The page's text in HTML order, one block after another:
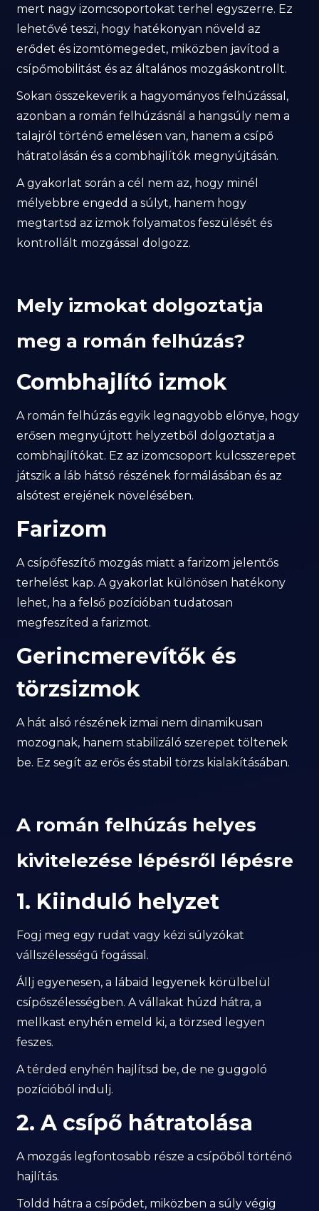
mert nagy izomcsoportokat terhel egyszerre. Ez
lehetővé teszi, hogy hatékonyan növeld az
erődet és izomtömegedet, miközben javítod a
csípőmobilitást és az általános mozgáskontrollt.
Sokan összekeverik a hagyományos felhúzással,
azonban a román felhúzásnál a hangsúly nem a
talajról történő emelésen van, hanem a csípő
hátratolásán és a combhajlítók megnyújtásán.
A gyakorlat során a cél nem az, hogy minél
mélyebbre engedd a súlyt, hanem hogy
megtartsd az izmok folyamatos feszülését és
kontrollált mozgással dolgozz.
Mely izmokat dolgoztatja
meg a román felhúzás?
Combhajlító izmok
A román felhúzás egyik legnagyobb előnye, hogy
erősen megnyújtott helyzetből dolgoztatja a
combhajlítókat. Ez az izomcsoport kulcsszerepet
játszik a láb hátsó részének formálásában és az
alsótest erejének növelésében.
Farizom
A csípőfeszítő mozgás miatt a farizom jelentős
terhelést kap. A gyakorlat különösen hatékony
lehet, ha a felső pozícióban tudatosan
megfeszíted a farizmot.
Gerincmerevítők és
törzsizmok
A hát alsó részének izmai nem dinamikusan
mozognak, hanem stabilizáló szerepet töltenek
be. Ez segít az erős és stabil törzs kialakításában.
A román felhúzás helyes
kivitelezése lépésről lépésre
1. Kiinduló helyzet
Fogj meg egy rudat vagy kézi súlyzókat
vállszélességű fogással.
Állj egyenesen, a lábaid legyenek körülbelül
csípőszélességben. A vállakat húzd hátra, a
mellkast enyhén emeld ki, a törzsed legyen
feszes.
A térded enyhén hajlítsd be, de ne guggoló
pozícióból indulj.
2. A csípő hátratolása
A mozgás legfontosabb része a csípőből történő
hajlítás.
Toldd hátra a csípődet, miközben a súly végig